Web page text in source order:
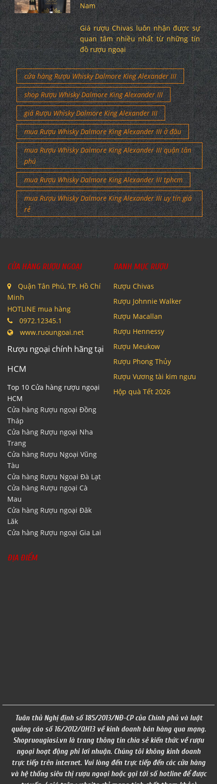
Nam
Giá rượu Chivas luôn nhận được sự
quan tâm nhiều nhất từ những tín
đồ rượu ngoại
cửa hàng Rượu Whisky Dalmore King Alexander III
shop Rượu Whisky Dalmore King Alexander III
giá Rượu Whisky Dalmore King Alexander III
mua Rượu Whisky Dalmore King Alexander III ở đâu
mua Rượu Whisky Dalmore King Alexander III quận tân
phú
mua Rượu Whisky Dalmore King Alexander III tphcm
mua Rượu Whisky Dalmore King Alexander III uy tín giá
rẻ
CỬA HÀNG RƯỢU NGOẠI
Quận Tân Phú, TP. Hồ Chí
Minh
HOTLINE mua hàng
0972.12345.1
www.ruoungoai.net
Rượu ngoại chính hãng tại
HCM
Top 10 Cửa hàng rượu ngoại
HCM
Cửa hàng Rượu ngoại Đồng
Tháp
Cửa hàng Rượu ngoại Nha
Trang
Cửa hàng Rượu Ngoại Vũng
Tàu
Cửa hàng Rượu Ngoại Đà Lạt
Cửa hàng Rượu ngoại Cà
Mau
Cửa hàng Rượu ngoại Đăk
Lăk
Cửa hàng Rượu ngoại Gia Lai
DANH MỤC RƯỢU
Rượu Chivas
Rượu Johnnie Walker
Rượu Macallan
Rượu Hennessy
Rượu Meukow
Rượu Phong Thủy
Rượu Vương tài kim ngưu
Hộp quà Tết 2026
ĐỊA ĐIỂM
Tuân thủ Nghị định số 185/2013/NĐ-CP của Chính phủ và luật
quảng cáo số 16/2012/QH13 về kinh doanh bán hàng qua mạng.
Shopruougiasi.vn là trang thông tin chia sẻ kiến thức về rượu
ngoại hoạt động phi lơi nhuận. Chúng tôi không kinh doanh
trực tiếp trên internet. Vui lòng đến trực tiếp đến các cửa hàng
và hệ thống siêu thị rượu ngoại hoặc gọi tới số hotline để được